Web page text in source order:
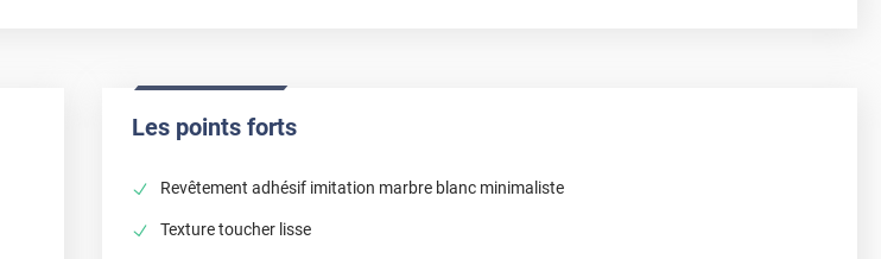
Les points forts
Revêtement adhésif imitation marbre blanc minimaliste
Texture toucher lisse